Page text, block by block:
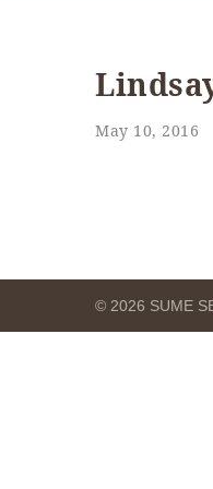
May 10, 2016
© 2026 SUME